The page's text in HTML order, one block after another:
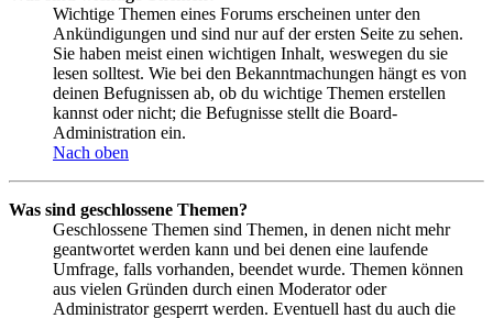
Wichtige Themen eines Forums erscheinen unter den
Ankündigungen und sind nur auf der ersten Seite zu sehen.
Sie haben meist einen wichtigen Inhalt, weswegen du sie
lesen solltest. Wie bei den Bekanntmachungen hängt es von
deinen Befugnissen ab, ob du wichtige Themen erstellen
kannst oder nicht; die Befugnisse stellt die Board-
Administration ein.
Nach oben
Was sind geschlossene Themen?
Geschlossene Themen sind Themen, in denen nicht mehr
geantwortet werden kann und bei denen eine laufende
Umfrage, falls vorhanden, beendet wurde. Themen können
aus vielen Gründen durch einen Moderator oder
Administrator gesperrt werden. Eventuell hast du auch die